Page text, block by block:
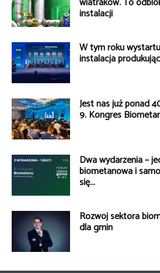
instalacji
W tym roku
instalacja
Jest nas już ponad
9. Kongres
Dwa wydarzenia –
biometanowa i
się...
Rozwój sektora
dla gmin